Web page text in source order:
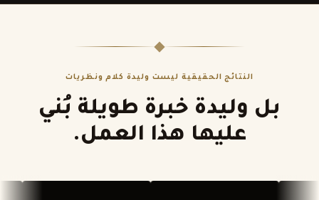
النتائج الحقيقية ليست وليدة كلام ونظريات
بل وليدة خبرة طويلة بُني
عليها هذا العمل.